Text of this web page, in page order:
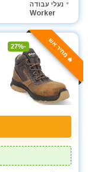
נעלי עבודה
Worker
🔥 מחיר אש -27%